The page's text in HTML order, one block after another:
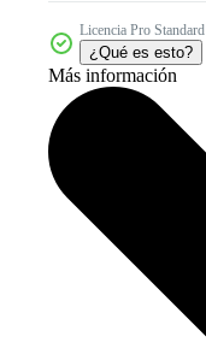
Licencia Pro Standard
¿Qué es esto?
Más información